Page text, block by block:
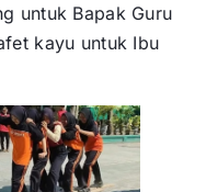
untuk Bapak Guru
kayu untuk Ibu